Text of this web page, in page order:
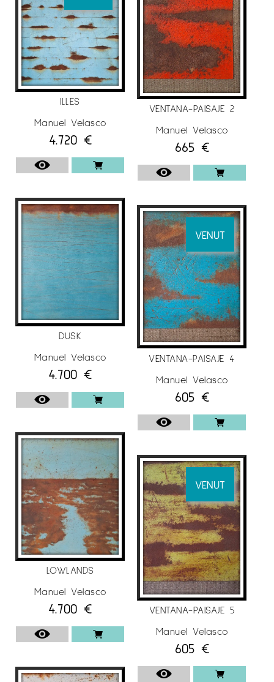
ILLES
Manuel Velasco
4.720 €
DUSK
Manuel Velasco
4.700 €
LOWLANDS
Manuel Velasco
4.700 €
VENTANA-PAISAJE 2
Manuel Velasco
665 €
VENUT
VENTANA-PAISAJE 4
Manuel Velasco
605 €
VENUT
VENTANA-PAISAJE 5
Manuel Velasco
605 €